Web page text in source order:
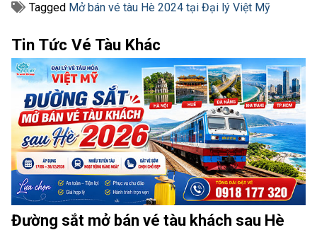
Tagged Mở bán vé tàu Hè 2024 tại Đại lý Việt Mỹ
Tin Tức Vé Tàu Khác
Đường sắt mở bán vé tàu khách sau Hè